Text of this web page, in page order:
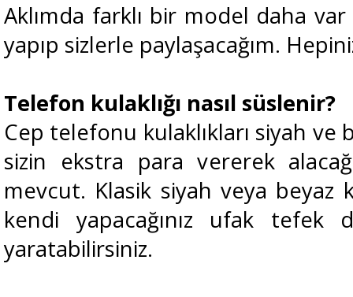
Aklımda farklı bir model daha
yapıp sizlerle paylaşacağım.
Telefon kulaklığı nasıl süslenir?
Cep telefonu kulaklıkları siyah ve
sizin ekstra para vererek
mevcut. Klasik siyah veya beyaz
kendi yapacağınız ufak tefek
yaratabilirsiniz.